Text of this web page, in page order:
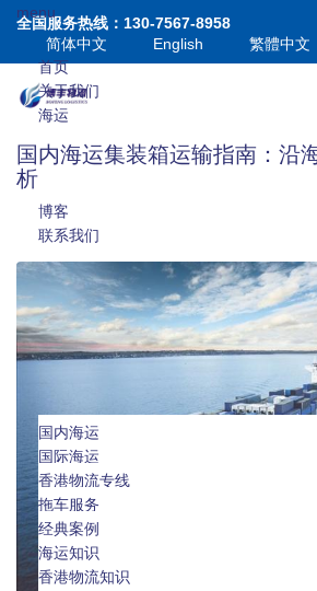
跳转到主要内容
全国服务热线：130-7567-8958
简体中文
English 繁體中文
menu
首页
关于我们
海运
国内海运
国际海运
国际海运拼箱
港澳
香港物流专线
澳门物流专线
拖车服务
报关报检
仓储服务
保险服务
博客
经典案例
海运知识
香港物流知识
联系我们
国内海运集装箱运输指南：沿
析